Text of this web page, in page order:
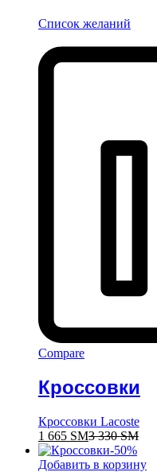
Список желаний
Compare
Кроссовки
Кроссовки Lacoste
1 665 ЅМ3 330ЅМ
-50%
Добавить в корзину